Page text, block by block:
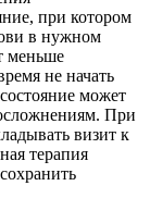
при котором
в нужном
меньше
не начать
может
При
визит к
терапия